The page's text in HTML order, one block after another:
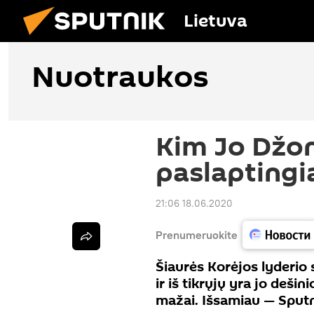
Lietuva
Nuotraukos
Kim Jo
21:06 18.06.2020
Prenumeruokite
Šiaurės Korėjos
ir iš tikrųjų yra jo
mažai. Išsamiau —